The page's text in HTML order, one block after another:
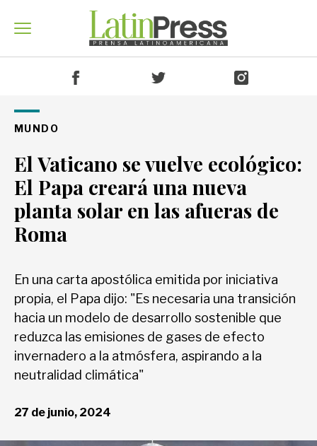
Venezuela
América
Mundo
Economía
Deportes
Views
MUNDO
El Vaticano se vuelve ecológico:
El Papa creará una nueva
planta solar en las afueras de
Roma
En una carta apostólica emitida por iniciativa
propia, el Papa dijo: "Es necesaria una transición
hacia un modelo de desarrollo sostenible que
reduzca las emisiones de gases de efecto
invernadero a la atmósfera, aspirando a la
neutralidad climática"
27 de junio, 2024